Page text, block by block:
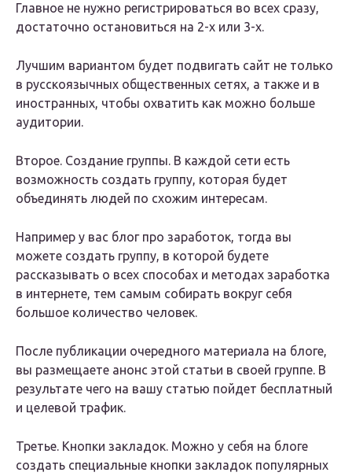
Главное не нужно регистрироваться во всех сразу,
достаточно остановиться на 2-х или 3-х.
Лучшим вариантом будет подвигать сайт не только
в русскоязычных общественных сетях, а также и в
иностранных, чтобы охватить как можно больше
аудитории.
Второе. Создание группы. В каждой сети есть
возможность создать группу, которая будет
объединять людей по схожим интересам.
Например у вас блог про заработок, тогда вы
можете создать группу, в которой будете
рассказывать о всех способах и методах заработка
в интернете, тем самым собирать вокруг себя
большое количество человек.
После публикации очередного материала на блоге,
вы размещаете анонс этой статьи в своей группе. В
результате чего на вашу статью пойдет бесплатный
и целевой трафик.
Третье. Кнопки закладок. Можно у себя на блоге
создать специальные кнопки закладок популярных